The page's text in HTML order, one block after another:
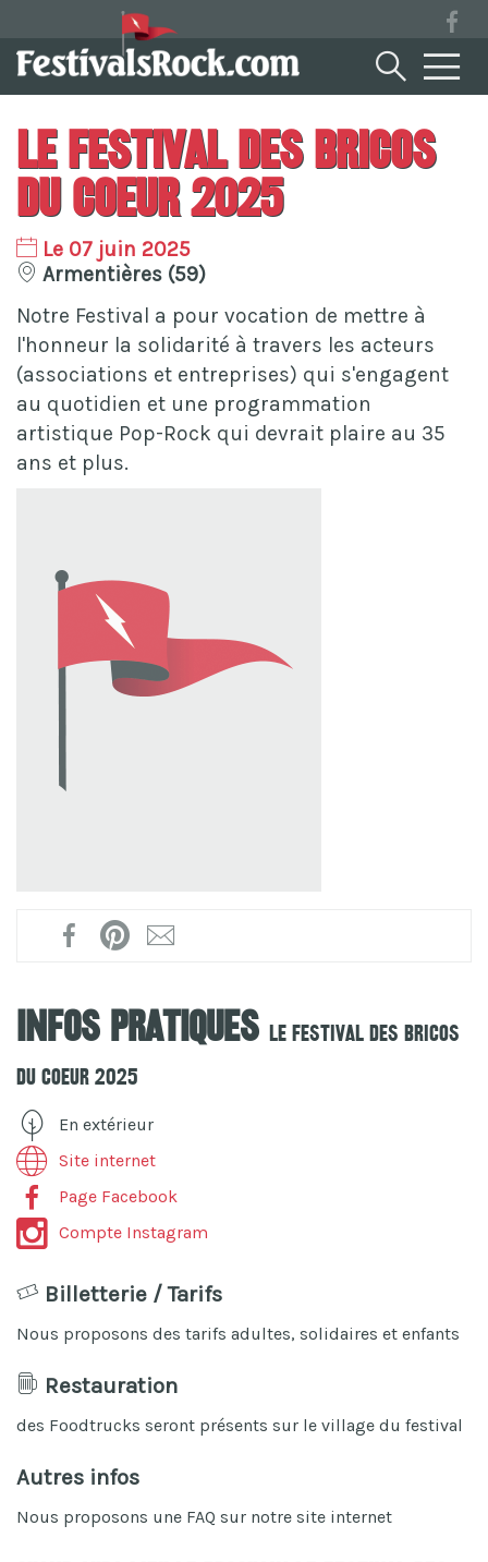
Le Festival Des Bricos
Du Coeur 2025
Le 07 juin 2025
Armentières (59)
Notre Festival a pour vocation de mettre à
l'honneur la solidarité à travers les acteurs
(associations et entreprises) qui s'engagent
au quotidien et une programmation
artistique Pop-Rock qui devrait plaire au 35
ans et plus.
Infos pratiques Le Festival Des Bricos
Du Coeur 2025
En extérieur
Site internet
Page Facebook
Compte Instagram
Billetterie / Tarifs
Nous proposons des tarifs adultes, solidaires et enfants
Restauration
des Foodtrucks seront présents sur le village du festival
Autres infos
Nous proposons une FAQ sur notre site internet